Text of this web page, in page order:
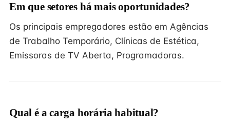
Em que setores há mais oportunidades?
Os principais empregadores estão em Agências
de Trabalho Temporário, Clínicas de Estética,
Emissoras de TV Aberta, Programadoras.
Qual é a carga horária habitual?